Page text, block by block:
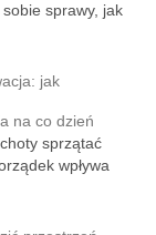
sprawy, jak
jak
na co dzień
sprzątać
wpływa